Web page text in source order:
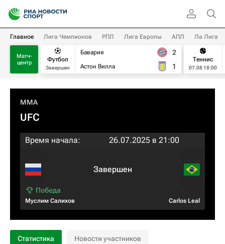
Главное Лига Чемпионов РПЛ Лига Европы АПЛ Ла Лига
Матч-
центр
Футбол
Завершен
Бавария
Астон Вилла
2
1
Теннис
07.08 18:00
MMA
UFC
Время начала: 26.07.2025 в 21:00
Муслим Салихов
Завершен
Carlos Leal
Статистика Новости участников